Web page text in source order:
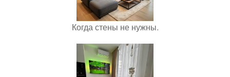
Когда стены не нужны.